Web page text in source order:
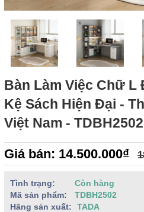
Bàn Làm Việc Chữ L
Kệ Sách Hiện Đại -
Việt Nam - TDBH2502
Giá bán: 14.500.000₫
Tình trạng:
Còn hàng
Mã sản phẩm:
TDBH2502
Hãng sản xuất:
TADA